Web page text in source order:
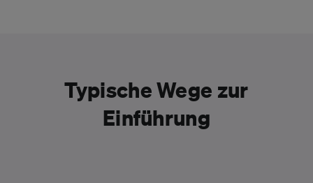
Typische Wege zur
Einführung